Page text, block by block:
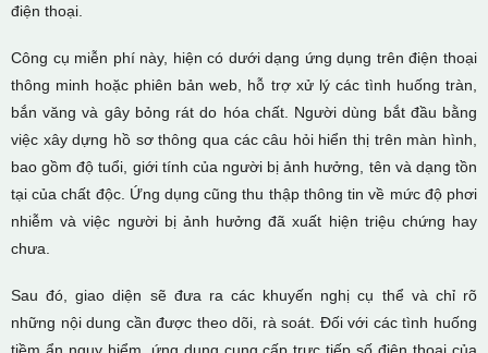
điện thoại.
Công cụ miễn phí này, hiện có dưới dạng ứng dụng trên điện thoại
thông minh hoặc phiên bản web, hỗ trợ xử lý các tình huống tràn,
bắn văng và gây bỏng rát do hóa chất. Người dùng bắt đầu bằng
việc xây dựng hồ sơ thông qua các câu hỏi hiển thị trên màn hình,
bao gồm độ tuổi, giới tính của người bị ảnh hưởng, tên và dạng tồn
tại của chất độc. Ứng dụng cũng thu thập thông tin về mức độ phơi
nhiễm và việc người bị ảnh hưởng đã xuất hiện triệu chứng hay
chưa.
Sau đó, giao diện sẽ đưa ra các khuyến nghị cụ thể và chỉ rõ
những nội dung cần được theo dõi, rà soát. Đối với các tình huống